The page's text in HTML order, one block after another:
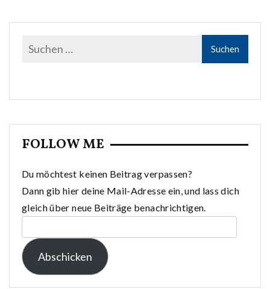
FOLLOW ME
Du möchtest keinen Beitrag verpassen?
Dann gib hier deine Mail-Adresse ein, und lass dich
gleich über neue Beiträge benachrichtigen.
Mail-
Adresse:
Abschicken